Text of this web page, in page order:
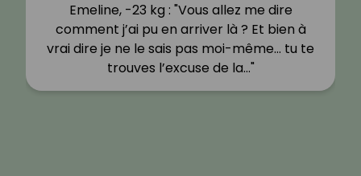
Emeline, -23 kg : "Vous allez me dire
comment j’ai pu en arriver là ? Et bien à
vrai dire je ne le sais pas moi-même… tu te
trouves l’excuse de la…"